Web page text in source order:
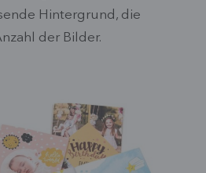
Hintergrund, die
der Bilder.